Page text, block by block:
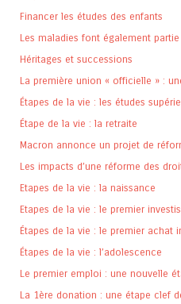
Financer les études des enfants
Les maladies font également
Héritages et successions
La première union « officielle » :
Étapes de la vie : les études
Étape de la vie : la retraite
Macron annonce un projet de
Les impacts d’une réforme des
Etapes de la vie : la naissance
Etapes de la vie : le premier
Étapes de la vie : le premier achat
Étapes de la vie : l’adolescence
Le premier emploi : une nouvelle
La 1ère donation : une étape clef